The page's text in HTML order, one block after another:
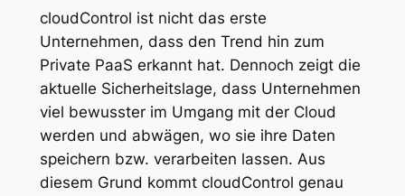
cloudControl ist nicht das erste
Unternehmen, dass den Trend hin zum
Private PaaS erkannt hat. Dennoch zeigt die
aktuelle Sicherheitslage, dass Unternehmen
viel bewusster im Umgang mit der Cloud
werden und abwägen, wo sie ihre Daten
speichern bzw. verarbeiten lassen. Aus
diesem Grund kommt cloudControl genau